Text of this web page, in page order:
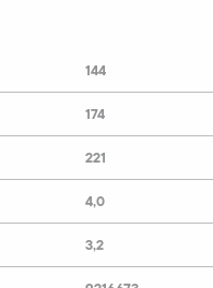
144
174
221
4,0
3,2